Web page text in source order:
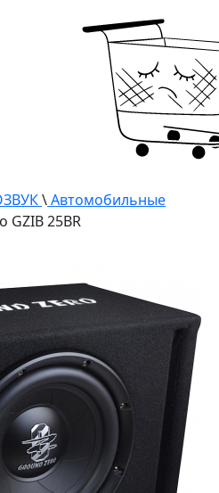
\Автомобильные
GZIB 25BR